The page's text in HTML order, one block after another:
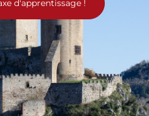
d'apprentissage !